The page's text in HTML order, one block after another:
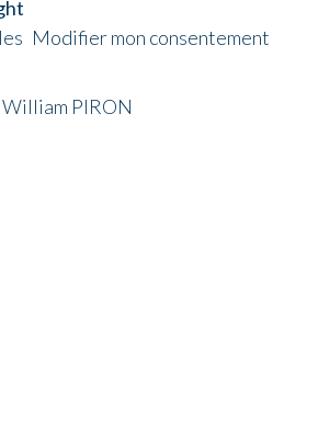
Modifier mon consentement
William PIRON